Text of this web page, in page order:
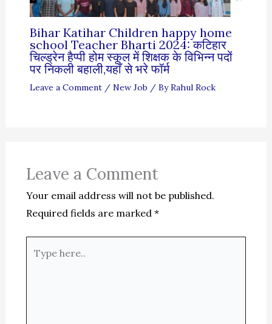
Bihar Katihar Children happy home
school Teacher Bharti 2024: कटिहार
चिल्ड्रेन हैप्पी होम स्कूल में शिक्षक के विभिन्न पदों
पर निकली बहाली,यहाँ से भरे फॉर्म
Leave a Comment / New Job / ByRahul Rock
Leave a Comment
Your email address will not be published.
Required fields are marked *
here..